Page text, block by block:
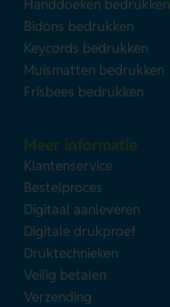
Handdoeken bedrukken
Bidons bedrukken
Keycords bedrukken
Muismatten bedrukken
Frisbees bedrukken
Meer informatie
Klantenservice
Bestelproces
Digitaal aanleveren
Digitale drukproef
Druktechnieken
Veilig betalen
Verzending